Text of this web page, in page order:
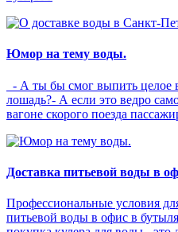
Юмор на тему воды.
- А ты бы смог выпить целое
лошадь?- А если это ведро
вагоне скорого поезда
Доставка питьевой воды в
Профессиональные условия
питьевой воды в офис в